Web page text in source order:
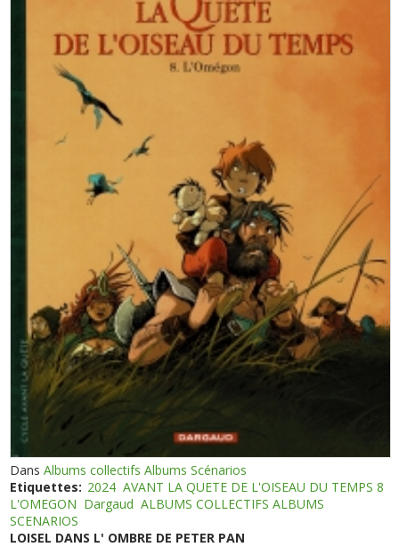
DansAlbums collectifs Albums Scénarios
Etiquettes: 2024 AVANT LA QUETE DE L'OISEAU DU TEMPS 8
L'OMEGON Dargaud ALBUMS COLLECTIFS ALBUMS
SCENARIOS
LOISEL DANS L' OMBRE DE PETER PAN